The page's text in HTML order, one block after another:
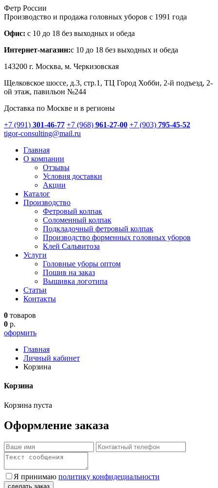
Фетр России
Производство и продажа головных уборов с 1991 года
Офис: с 10 до 18 без выходных и обеда
Интернет-магазин:с 10 до 18 без выходных и обеда
143200 г. Москва, м. Черкизовская
Щелковское шоссе, д.3, стр.1 , ТЦ Город Хобби, 2-й подъезд, 2-
ой этаж, павильон №244
Доставка по Москве и в регионы
+7 (991) 301-46-77 +7 (968) 961-27-00 +7 (903) 795-45-52
tigor-consulting@mail.ru
Главная
О компании
Отзывы
Условия доставки
Акции
Каталог
Производство
Фетровый колпак
Соломенный колпак
Подкладочный фетровый колпак
Производство форменных головных уборов
Клей Сальвитоза
Услуги
Головные уборы оптом
Пошив на заказ
Вышивка логотипа
Статьи
Контакты
0 товаров
0 р.
оформить
Главная
Личный кабинет
Корзина
Корзина
Корзина пуста
Оформление заказа
Я принимаю политику конфидециальности